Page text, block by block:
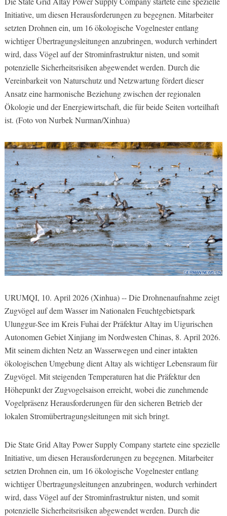
Initiative, um diesen Herausforderungen zu begegnen. Mitarbeiter
setzten Drohnen ein, um 16 ökologische Vogelnester entlang
wichtiger Übertragungsleitungen anzubringen, wodurch verhindert
wird, dass Vögel auf der Strominfrastruktur nisten, und somit
potenzielle Sicherheitsrisiken abgewendet werden. Durch die
Vereinbarkeit von Naturschutz und Netzwartung fördert dieser
Ansatz eine harmonische Beziehung zwischen der regionalen
Ökologie und der Energiewirtschaft, die für beide Seiten vorteilhaft
ist. (Foto von Nurbek Nurman/Xinhua)
URUMQI, 10. April 2026 (Xinhua) -- Die Drohnenaufnahme zeigt
Zugvögel auf dem Wasser im Nationalen Feuchtgebietspark
Ulunggur-See im Kreis Fuhai der Präfektur Altay im Uigurischen
Autonomen Gebiet Xinjiang im Nordwesten Chinas, 8. April 2026.
Mit seinem dichten Netz an Wasserwegen und einer intakten
ökologischen Umgebung dient Altay als wichtiger Lebensraum für
Zugvögel. Mit steigenden Temperaturen hat die Präfektur den
Höhepunkt der Zugvogelsaison erreicht, wobei die zunehmende
Vogelpräsenz Herausforderungen für den sicheren Betrieb der
lokalen Stromübertragungsleitungen mit sich bringt.
Die State Grid Altay Power Supply Company startete eine spezielle
Initiative, um diesen Herausforderungen zu begegnen. Mitarbeiter
setzten Drohnen ein, um 16 ökologische Vogelnester entlang
wichtiger Übertragungsleitungen anzubringen, wodurch verhindert
wird, dass Vögel auf der Strominfrastruktur nisten, und somit
potenzielle Sicherheitsrisiken abgewendet werden. Durch die